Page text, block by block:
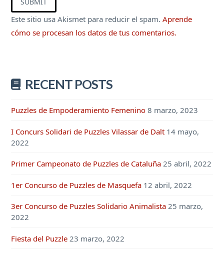
Este sitio usa Akismet para reducir el spam.Aprende
cómo se procesan los datos de tus comentarios.
RECENT POSTS
Puzzles de Empoderamiento Femenino 8 marzo, 2023
I Concurs Solidari de Puzzles Vilassar de Dalt 14 mayo,
2022
Primer Campeonato de Puzzles de Cataluña 25 abril, 2022
1er Concurso de Puzzles de Masquefa 12 abril, 2022
3er Concurso de Puzzles Solidario Animalista 25 marzo,
2022
Fiesta del Puzzle 23 marzo, 2022